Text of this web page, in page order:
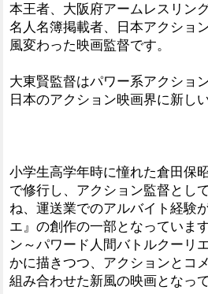
本王者、大阪府アームレスリン
名人名簿掲載者、日本アクショ
風変わった映画監督です。
大東賢監督はパワー系アクショ
日本のアクション映画界に新し
小学生高学年時に憧れた倉田保
で修行し、アクション監督とし
ね、運送業でのアルバイト経験
エ』の創作の一部となっていま
ン～パワード人間バトルクーリ
かに描きつつ、アクションとコ
組み合わせた新風の映画となって